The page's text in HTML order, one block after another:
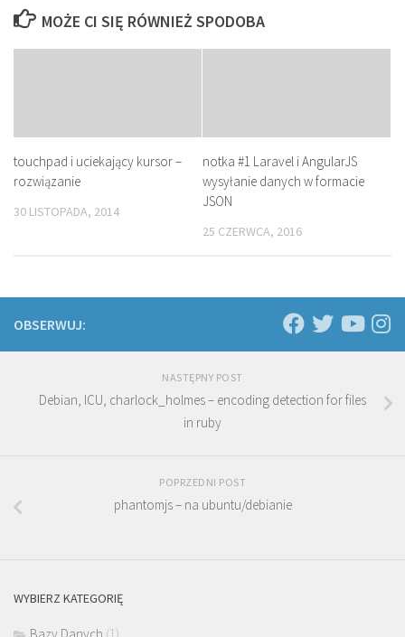
MOŻE CI SIĘ RÓWNIEŻ SPODOBA
touchpad i uciekający kursor –
rozwiązanie
30 LISTOPADA, 2014
notka #1 Laravel i AngularJS
wysyłanie danych w formacie
JSON
25 CZERWCA, 2016
OBSERWUJ:
NASTĘPNY POST
Debian, ICU, charlock_holmes – encoding detection for files
in ruby
POPRZEDNI POST
phantomjs – na ubuntu/debianie
WYBIERZ KATEGORIĘ